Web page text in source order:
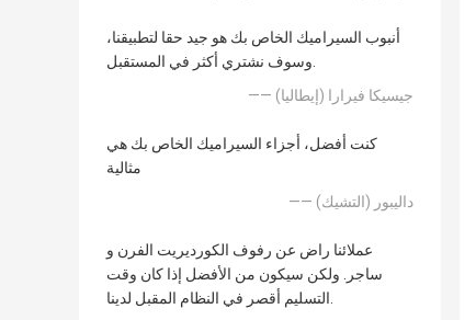
أنبوب السيراميك الخاص بك هو جيد حقا لتطبيقنا،
وسوف نشتري أكثر في المستقبل.
—— جيسيكا فيرارا (إيطاليا)
كنت أفضل، أجزاء السيراميك الخاص بك هي
مثالية
—— داليبور (التشيك)
عملائنا راض عن رفوف الكورديريت الفرن و
ساجر. ولكن سيكون من الأفضل إذا كان وقت
التسليم أقصر في النظام المقبل لدينا.